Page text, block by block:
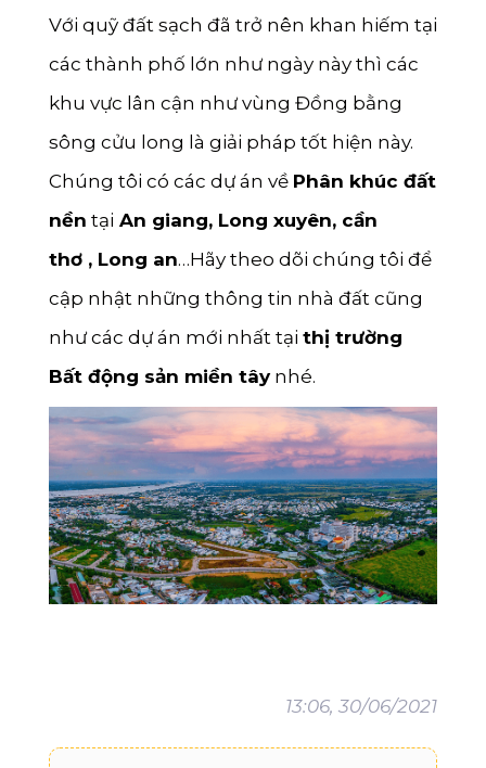
Với quỹ đất sạch đã trở nên khan hiếm tại
các thành phố lớn như ngày này thì các
khu vực lân cận như vùng Đồng bằng
sông cửu long là giải pháp tốt hiện này.
Chúng tôi có các dự án về Phân khúc đất
nền tại An giang, Long xuyên, cần
thơ , Long an…Hãy theo dõi chúng tôi để
cập nhật những thông tin nhà đất cũng
như các dự án mới nhất tại thị trường
Bất động sản miền tâynhé.
13:06, 30/06/2021